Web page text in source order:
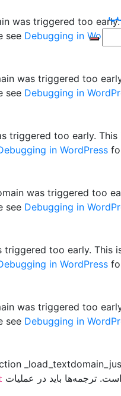
was triggered too
see Debugging in
was triggered too
see Debugging in
triggered too early.
in WordPress
was triggered too
see Debugging in
triggered too early. This
in WordPress
was triggered too
see Debugging in
ترجمه‌ها باید در عملیات